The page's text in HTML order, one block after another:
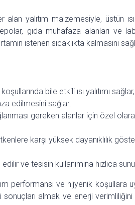
yalıtım malzemesiyle, üstün ısı
gıda muhafaza alanları ve
istenen sıcaklıkta kalmasını
bile etkili ısı yalıtımı
edilmesini sağlar.
gereken alanlar için özel
karşı yüksek dayanıklılık
ve tesisin kullanımına hızlıca
performansı ve hijyenik koşullara
almak ve enerji